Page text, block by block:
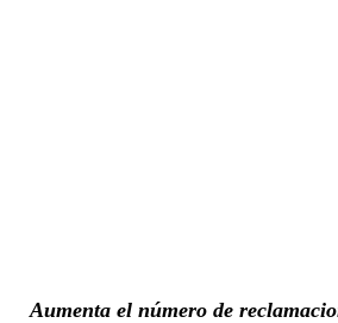
Aumenta el número de